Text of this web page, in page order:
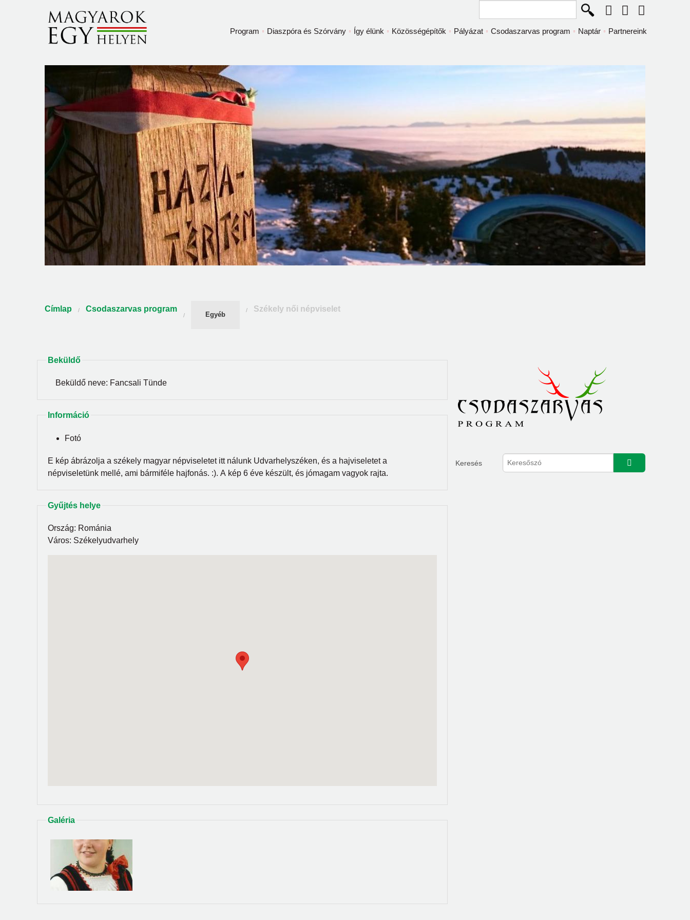
Program Diaszpóra és Szórvány Így élünk Közösségépítők Pályázat Csodaszarvas program Naptár Partnereink
slide jobboldali szoveggel
Jelenlegi hely
Címlap Csodaszarvas program
Egyéb
Székely női népviselet
Beküldő
Beküldő neve: Fancsali Tünde
Információ
Fotó
E kép ábrázolja a székely magyar népviseletet itt nálunk Udvarhelyszéken, és a hajviseletet a
népviseletünk mellé, ami bármiféle hajfonás. :). A kép 6 éve készült, és jómagam vagyok rajta.
Gyűjtés helye
Ország: Románia
Város: Székelyudvarhely
Galéria
Keresés